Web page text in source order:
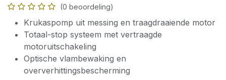
(0 beoordeling)
Krukaspomp uit messing en traagdraaiende motor
Totaal-stop systeem met vertraagde
motoruitschakeling
Optische vlambewaking en
oververhittingsbescherming